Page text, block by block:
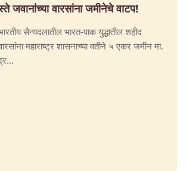
जवानांच्या वारसांना जमीनेचे वाटप!
सैन्यदलातील भारत-पाक युद्धातील शहीद
महाराष्ट्र शासनाच्या वतीने ५ एकर जमीन मा.